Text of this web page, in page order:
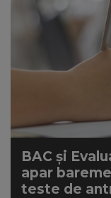
BAC și
apar
teste de